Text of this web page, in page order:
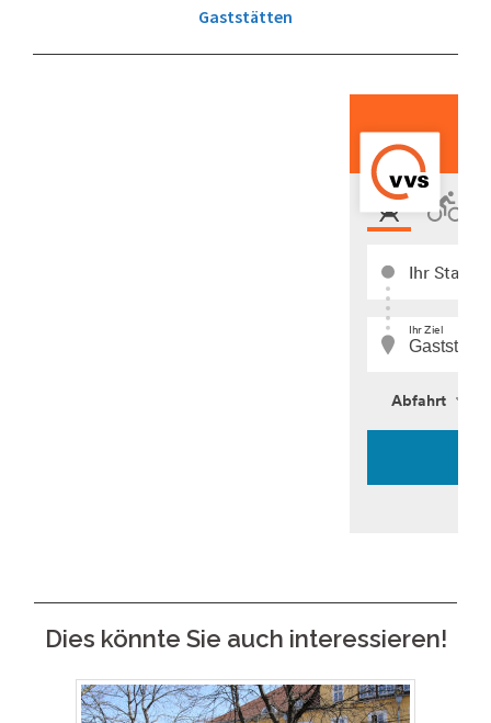
Gaststätten
Dies könnte Sie auch interessieren!